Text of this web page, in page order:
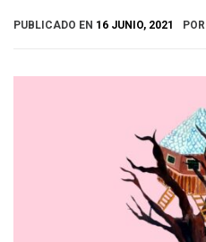
PUBLICADO EN 16 JUNIO, 2021 POR